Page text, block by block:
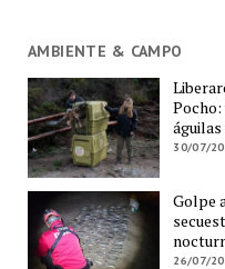
AMBIENTE & CAMPO
30/07/
Golpe
26/07/